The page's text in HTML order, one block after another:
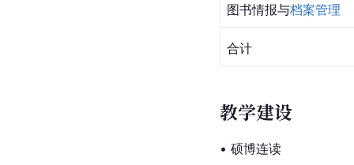
图书情报与档案管理
合计
教学建设
• 硕博连读